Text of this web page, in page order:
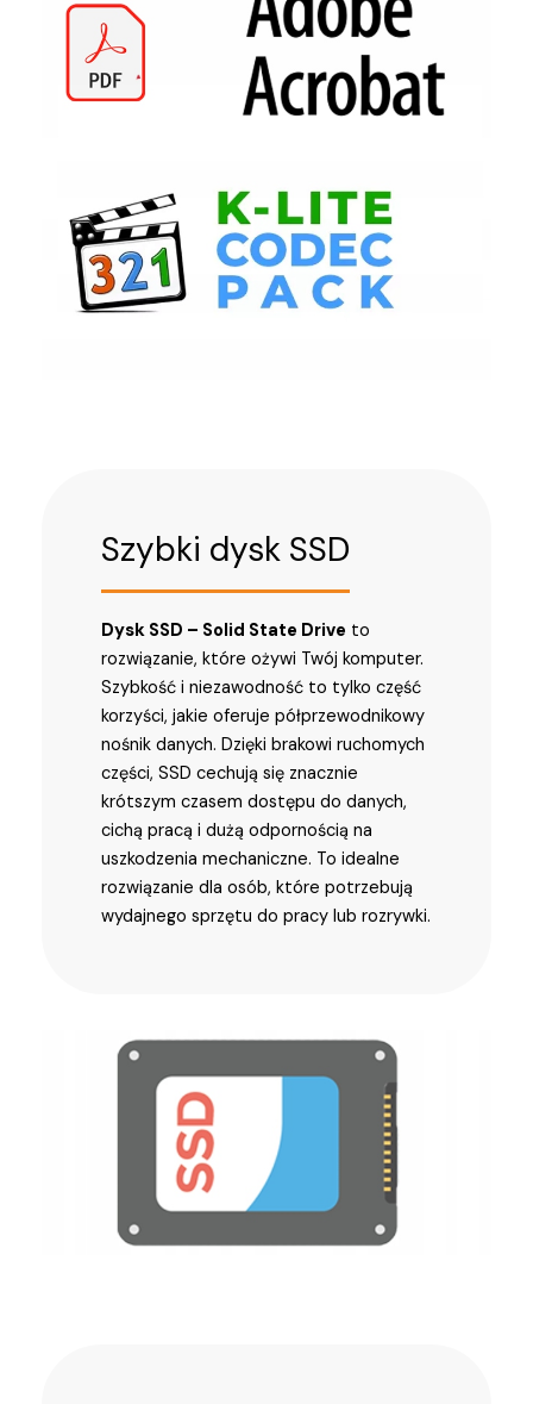
Szybki dysk SSD
Dysk SSD – Solid State Drive to
rozwiązanie, które ożywi Twój komputer.
Szybkość i niezawodność to tylko część
korzyści, jakie oferuje półprzewodnikowy
nośnik danych. Dzięki brakowi ruchomych
części, SSD cechują się znacznie
krótszym czasem dostępu do danych,
cichą pracą i dużą odpornością na
uszkodzenia mechaniczne. To idealne
rozwiązanie dla osób, które potrzebują
wydajnego sprzętu do pracy lub rozrywki.